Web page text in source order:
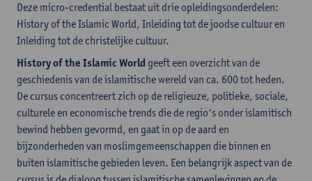
Deze micro-credential bestaat uit drie opleidingsonderdelen:
History of the Islamic World, Inleiding tot de joodse cultuur en
Inleiding tot de christelijke cultuur.
History of the Islamic World geeft een overzicht van de
geschiedenis van de islamitische wereld van ca. 600 tot heden.
De cursus concentreert zich op de religieuze, politieke, sociale,
culturele en economische trends die de regio's onder islamitisch
bewind hebben gevormd, en gaat in op de aard en
bijzonderheden van moslimgemeenschappen die binnen en
buiten islamitische gebieden leven. Een belangrijk aspect van de